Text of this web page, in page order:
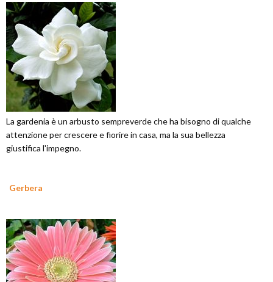
La gardenia è un arbusto sempreverde che ha bisogno di qualche
attenzione per crescere e fiorire in casa, ma la sua bellezza
giustifica l'impegno.
Gerbera